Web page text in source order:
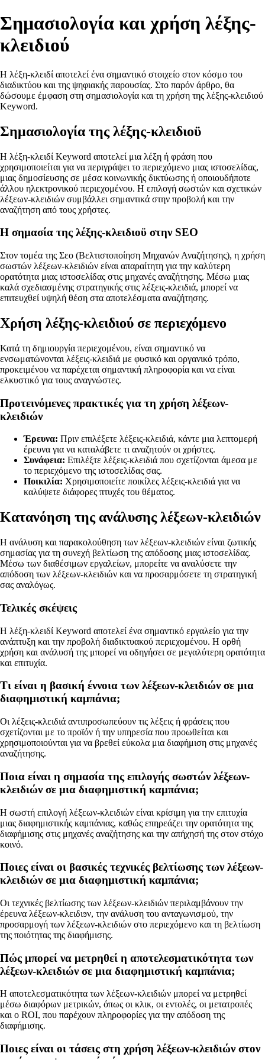
Σημασιολογία και χρήση λέξης-
κλειδιού
Η λέξη-κλειδί αποτελεί ένα σημαντικό στοιχείο στον κόσμο του
διαδικτύου και της ψηφιακής παρουσίας. Στο παρόν άρθρο, θα
δώσουμε έμφαση στη σημασιολογία και τη χρήση της λέξης-κλειδιού
Keyword.
Σημασιολογία της λέξης-κλειδιοϋ
Η λέξη-κλειδί Keyword αποτελεί μια λέξη ή φράση που
χρησιμοποιείται για να περιγράψει το περιεχόμενο μιας ιστοσελίδας,
μιας δημοσίευσης σε μέσα κοινωνικής δικτύωσης ή οποιουδήποτε
άλλου ηλεκτρονικού περιεχομένου. Η επιλογή σωστών και σχετικών
λέξεων-κλειδιών συμβάλλει σημαντικά στην προβολή και την
αναζήτηση από τους χρήστες.
Η σημασία της λέξης-κλειδιοϋ στην SEO
Στον τομέα της Σεο (Βελτιστοποίηση Μηχανών Αναζήτησης), η χρήση
σωστών λέξεων-κλειδιών είναι απαραίτητη για την καλύτερη
ορατότητα μιας ιστοσελίδας στις μηχανές αναζήτησης. Μέσω μιας
καλά σχεδιασμένης στρατηγικής στις λέξεις-κλειδιά, μπορεί να
επιτευχθεί υψηλή θέση στα αποτελέσματα αναζήτησης.
Χρήση λέξης-κλειδιού σε περιεχόμενο
Κατά τη δημιουργία περιεχομένου, είναι σημαντικό να
ενσωματώνονται λέξεις-κλειδιά με φυσικό και οργανικό τρόπο,
προκειμένου να παρέχεται σημαντική πληροφορία και να είναι
ελκυστικό για τους αναγνώστες.
Προτεινόμενες πρακτικές για τη χρήση λέξεων-
κλειδιών
Έρευνα: Πριν επιλέξετε λέξεις-κλειδιά, κάντε μια λεπτομερή
έρευνα για να καταλάβετε τι αναζητούν οι χρήστες.
Συνάφεια: Επιλέξτε λέξεις-κλειδιά που σχετίζονται άμεσα με
το περιεχόμενο της ιστοσελίδας σας.
Ποικιλία: Χρησιμοποιείτε ποικίλες λέξεις-κλειδιά για να
καλύψετε διάφορες πτυχές του θέματος.
Κατανόηση της ανάλυσης λέξεων-κλειδιών
Η ανάλυση και παρακολούθηση των λέξεων-κλειδιών είναι ζωτικής
σημασίας για τη συνεχή βελτίωση της απόδοσης μιας ιστοσελίδας.
Μέσω των διαθέσιμων εργαλείων, μπορείτε να αναλύσετε την
απόδοση των λέξεων-κλειδιών και να προσαρμόσετε τη στρατηγική
σας αναλόγως.
Τελικές σκέψεις
Η λέξη-κλειδί Keyword αποτελεί ένα σημαντικό εργαλείο για την
ανάπτυξη και την προβολή διαδικτυακού περιεχομένου. Η ορθή
χρήση και ανάλυσή της μπορεί να οδηγήσει σε μεγαλύτερη ορατότητα
και επιτυχία.
Τι είναι η βασική έννοια των λέξεων-κλειδιών σε μια
διαφημιστική καμπάνια;
Οι λέξεις-κλειδιά αντιπροσωπεύουν τις λέξεις ή φράσεις που
σχετίζονται με το προϊόν ή την υπηρεσία που προωθείται και
χρησιμοποιούνται για να βρεθεί εύκολα μια διαφήμιση στις μηχανές
αναζήτησης.
Ποια είναι η σημασία της επιλογής σωστών λέξεων-
κλειδιών σε μια διαφημιστική καμπάνια;
Η σωστή επιλογή λέξεων-κλειδιών είναι κρίσιμη για την επιτυχία
μιας διαφημιστικής καμπάνιας, καθώς επηρεάζει την ορατότητα της
διαφήμισης στις μηχανές αναζήτησης και την απήχησή της στον στόχο
κοινό.
Ποιες είναι οι βασικές τεχνικές βελτίωσης των λέξεων-
κλειδιών σε μια διαφημιστική καμπάνια;
Οι τεχνικές βελτίωσης των λέξεων-κλειδιών περιλαμβάνουν την
έρευνα λέξεων-κλειδιϧν, την ανάλυση του ανταγωνισμού, την
προσαρμογή των λέξεων-κλειδιών στο περιεχόμενο και τη βελτίωση
της ποιότητας της διαφήμισης.
Πώς μπορεί να μετρηθεί η αποτελεσματικότητα των
λέξεων-κλειδιών σε μια διαφημιστική καμπάνια;
Η αποτελεσματικότητα των λέξεων-κλειδιών μπορεί να μετρηθεί
μέσω διαφόρων μετρικών, όπως οι κλικ, οι εντολές, οι μετατροπές
και ο ROI, που παρέχουν πληροφορίες για την απόδοση της
διαφήμισης.
Ποιες είναι οι τάσεις στη χρήση λέξεων-κλειδιών στον